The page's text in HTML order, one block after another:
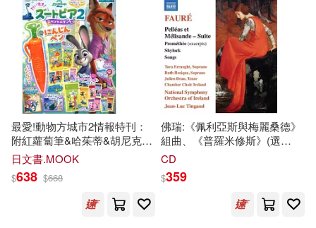
最愛!動物方城市2情報特刊：
附紅蘿蔔筆&哈茱蒂&胡尼克圖
案夾鏈袋組&佘蓋瑞&厲寶柏圖
案星型夾鏈袋組
日文書.MOOK
$638 $668
佛瑞:《佩利亞斯與梅麗桑德》
組曲、《普羅米修斯》(選
段)、《夏洛克》與歌曲 / 塔拉
格 (指揮) / 愛爾蘭RTÉ國家交
響樂團,愛爾蘭室內合唱團
(Fauré: Pelléas et Mélisande
CD
$359